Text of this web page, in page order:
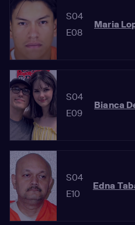
S04
E08
Maria
S04
E09
Bianca
S04
E10
Edna